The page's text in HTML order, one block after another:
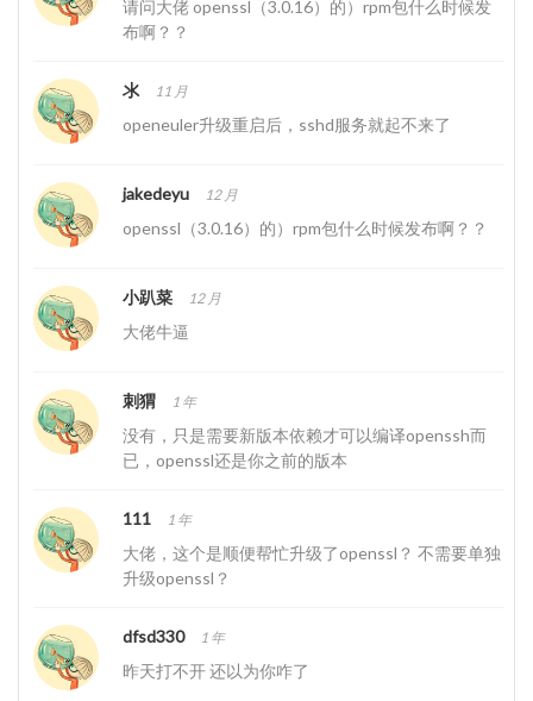
请问大佬 openssl（3.0.16）的）rpm包什么时候发
布啊？？
氺 11 月
openeuler升级重启后，sshd服务就起不来了
jakedeyu 12 月
openssl（3.0.16）的）rpm包什么时候发布啊？？
小趴菜 12 月
大佬牛逼
刺猬 1 年
没有，只是需要新版本依赖才可以编译openssh而
已，openssl还是你之前的版本
111 1 年
大佬，这个是顺便帮忙升级了openssl？ 不需要单独
升级openssl？
dfsd330 1 年
昨天打不开 还以为你咋了